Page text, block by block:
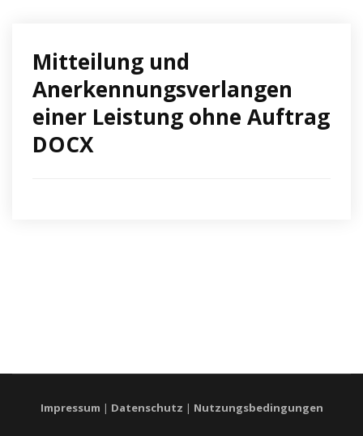
Mitteilung und
Anerkennungsverlangen
einer Leistung ohne Auftrag
DOCX
Impressum | Datenschutz | Nutzungsbedingungen